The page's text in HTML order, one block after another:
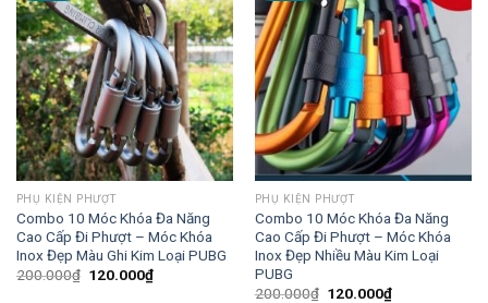
PHỤ KIỆN PHƯỢT
Combo 10 Móc Khóa Đa Năng
Cao Cấp Đi Phượt – Móc Khóa
Inox Đẹp Màu Ghi Kim Loại PUBG
200.000₫ 120.000₫
PHỤ KIỆN PHƯỢT
Combo 10 Móc Khóa Đa Năng
Cao Cấp Đi Phượt – Móc Khóa
Inox Đẹp Nhiều Màu Kim Loại
PUBG
200.000₫ 120.000₫